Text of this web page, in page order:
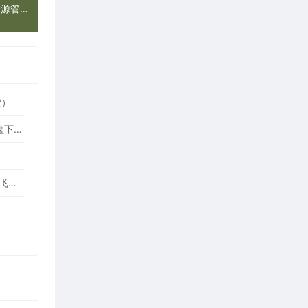
Clover 3.4.6 简体中文版（让Windows资源管理器加上多标签）
免费游戏变速工具 OpenSpeedy v3.3.1 中文绿色版（所有应用速度加速100倍，支持部分网盘下载加速）
飞(Fēi)书(Shū) 7.73.9 for Windows 官方最新版（飞Ｓhū历史版本下载，协同办公平台，附送飞Ｓhū消息防撤回补丁）